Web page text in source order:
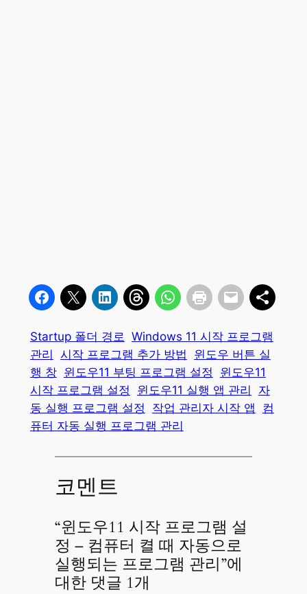
Startup 폴더 경로 Windows 11 시작 프로그램
관리 시작 프로그램 추가 방법
윈도우 버튼 실
행 창 윈도우11 부팅 프로그램 설정
윈도우11
시작 프로그램 설정
윈도우11 실행 앱 관리
자
동 실행 프로그램 설정
작업 관리자 시작 앱
컴
퓨터 자동 실행 프로그램 관리
코멘트
“윈도우11 시작 프로그램 설
정 – 컴퓨터 켤 때 자동으로
실행되는 프로그램 관리”에
대한 댓글 1개